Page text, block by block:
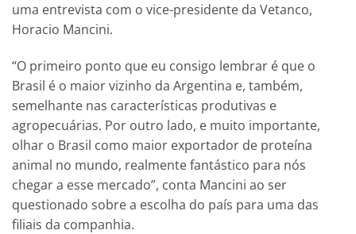
uma entrevista com o vice-presidente da Vetanco,
Horacio Mancini.
“O primeiro ponto que eu consigo lembrar é que o
Brasil é o maior vizinho da Argentina e, também,
semelhante nas características produtivas e
agropecuárias. Por outro lado, e muito importante,
olhar o Brasil como maior exportador de proteína
animal no mundo, realmente fantástico para nós
chegar a esse mercado”, conta Mancini ao ser
questionado sobre a escolha do país para uma das
filiais da companhia.